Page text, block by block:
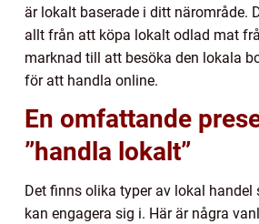
är lokalt baserade i ditt närområde.
allt från att köpa lokalt odlad mat
marknad till att besöka den lokala
för att handla online.
En omfattande
”handla lokalt”
Det finns olika typer av lokal handel
kan engagera sig i. Här är några